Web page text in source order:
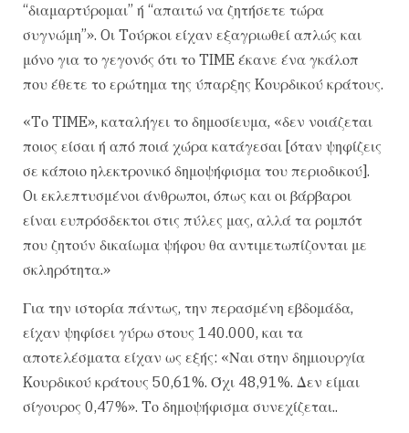
“διαμαρτύρομαι” ή “απαιτώ να ζητήσετε τώρα
συγνώμη”». Oι Tούρκοι είχαν εξαγριωθεί απλώς και
μόνο για το γεγονός ότι το TIME έκανε ένα γκάλοπ
που έθετε το ερώτημα της ύπαρξης Kουρδικού κράτους.
«Tο TIME», καταλήγει το δημοσίευμα, «δεν νοιάζεται
ποιος είσαι ή από ποιά χώρα κατάγεσαι [όταν ψηφίζεις
σε κάποιο ηλεκτρονικό δημοψήφισμα του περιοδικού].
Oι εκλεπτυσμένοι άνθρωποι, όπως και οι βάρβαροι
είναι ευπρόσδεκτοι στις πύλες μας, αλλά τα ρομπότ
που ζητούν δικαίωμα ψήφου θα αντιμετωπίζονται με
σκληρότητα.»
Για την ιστορία πάντως, την περασμένη εβδομάδα,
είχαν ψηφίσει γύρω στους 140.000, και τα
αποτελέσματα είχαν ως εξής: «Ναι στην δημιουργία
Kουρδικού κράτους 50,61%. Όχι 48,91%. Δεν είμαι
σίγουρος 0,47%». Tο δημοψήφισμα συνεχίζεται..